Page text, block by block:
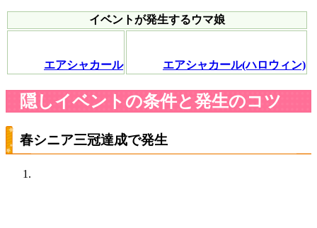
イベントが発生するウマ娘
エアシャカール エアシャカール(ハロウィン)
隠しイベントの条件と発生のコツ
春シニア三冠達成で発生